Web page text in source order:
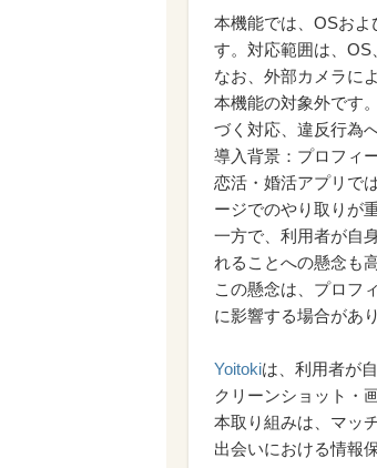
本機能では、OSおよ
す。対応範囲は、OS
なお、外部カメラに
本機能の対象外です
づく対応、違反行為
導入背景：プロフィ
恋活・婚活アプリで
ージでのやり取りが
一方で、利用者が自
れることへの懸念も
この懸念は、プロフ
に影響する場合があ
Yoitokiは、利用者が
クリーンショット・
本取り組みは、マッ
出会いにおける情報